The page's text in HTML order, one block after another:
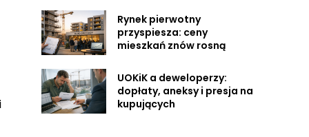
Rynek pierwotny
przyspiesza: ceny
mieszkań znów rosną
UOKiK a deweloperzy:
dopłaty, aneksy i presja na
kupujących